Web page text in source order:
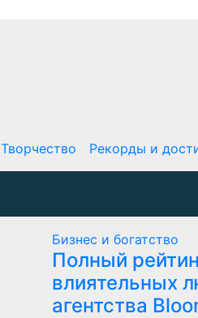
Творчество Рекорды и
Бизнес и богатство
Полный
влиятельных
агентства